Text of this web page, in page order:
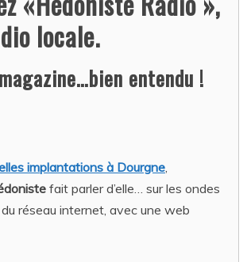
locale.
entendu !
implantations à Dourgne
fait parler d’elle… sur les ondes
réseau internet, avec une web